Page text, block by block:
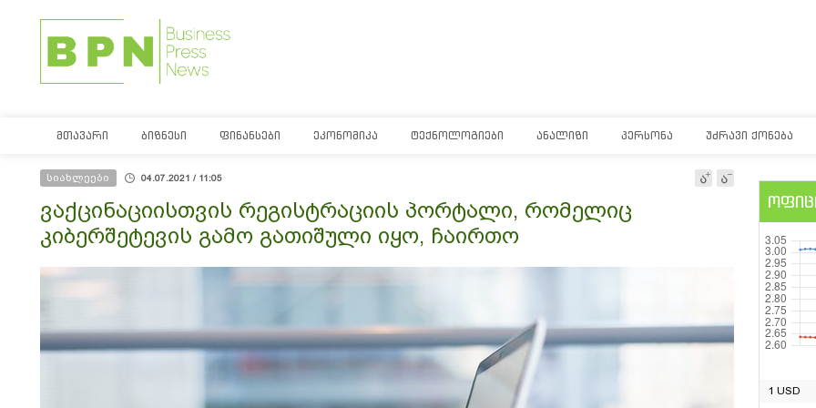
ᲛᲗᲐᲕᲐᲠᲘ ᲑᲘᲖᲜᲔᲡᲘ ᲤᲘᲜᲐᲜᲡᲔᲑᲘ ᲔᲙᲝᲜᲝᲛᲘᲙᲐ ᲢᲔᲥᲜᲝᲚᲝᲒᲘᲔᲑᲘ ᲐᲜᲐᲚᲘᲖᲘ ᲞᲔᲠᲡᲝᲜᲐ ᲣᲫᲠᲐᲕᲘ ᲥᲝᲜᲔᲑᲐ
სიახლეები 04.07.2021 / 11:05
ვაქცინაციისთვის რეგისტრაციის პორტალი, რომელიც
კიბერშეტევის გამო გათიშული იყო, ჩაირთო
1 USD